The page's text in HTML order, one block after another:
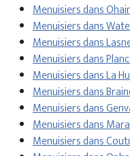
Menuisiers dans
Menuisiers dans
Menuisiers dans
Menuisiers dans
Menuisiers dans La
Menuisiers dans
Menuisiers dans
Menuisiers dans
Menuisiers dans